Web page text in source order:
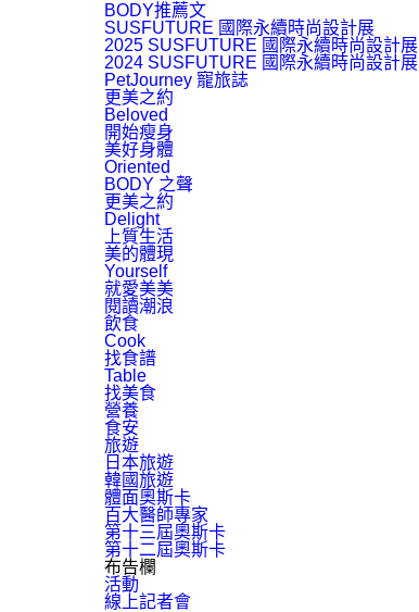
BODY推薦文
SUSFUTURE 國際永續時尚設計展
2025 SUSFUTURE 國際永續時尚設計展
2024 SUSFUTURE 國際永續時尚設計展
PetJourney 寵旅誌
更美之約
Beloved
開始瘦身
美好身體
Oriented
BODY 之聲
更美之約
Delight
上質生活
美的體現
Yourself
就愛美美
閱讀潮浪
飲食
Cook
找食譜
Table
找美食
營養
食安
旅遊
日本旅遊
韓國旅遊
體面奧斯卡
百大醫師專家
第十三屆奧斯卡
第十二屆奧斯卡
布告欄
活動
線上記者會